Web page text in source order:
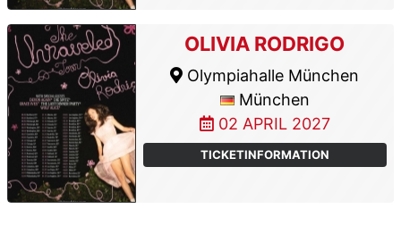
OLIVIA RODRIGO
Olympiahalle München
München
02 APRIL 2027
TICKETINFORMATION